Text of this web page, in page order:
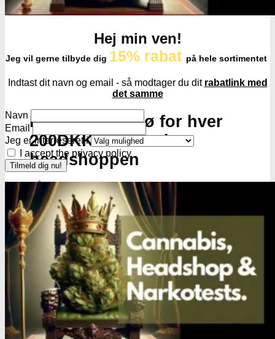
Få cannabis frø for hver
200DKK handlet i
headshoppen
Gå til headshoppen
Groudstyr
Groudstyr
Grolys
Hej min ven!
Jeg vil gerne tilbyde dig 15% rabat på hele sortimentet
Indtast dit navn og email - så modtager du dit rabatlink med
det samme
Navn
Email
Jeg er interreseret i
I accept the privacy policy